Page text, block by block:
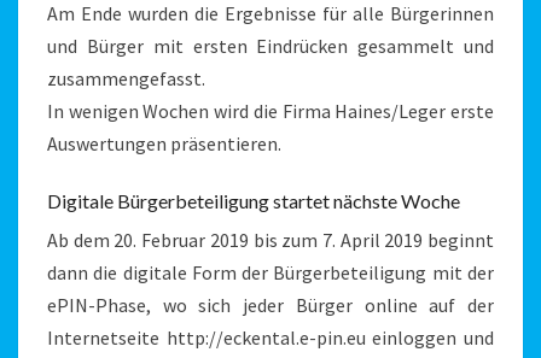
Am Ende wurden die Ergebnisse für alle Bürgerinnen
und Bürger mit ersten Eindrücken gesammelt und
zusammengefasst.
In wenigen Wochen wird die Firma Haines/Leger erste
Auswertungen präsentieren.
Digitale Bürgerbeteiligung startet nächste Woche
Ab dem 20. Februar 2019 bis zum 7. April 2019 beginnt
dann die digitale Form der Bürgerbeteiligung mit der
ePIN-Phase, wo sich jeder Bürger online auf der
Internetseite http://eckental.e-pin.eu einloggen und